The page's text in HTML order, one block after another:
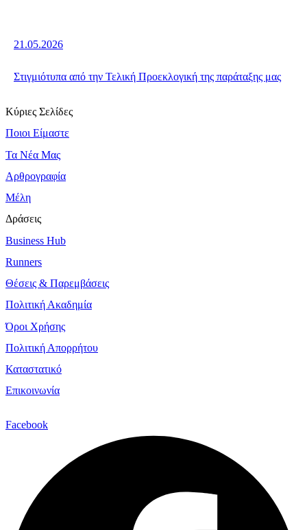
21.05.2026
Στιγμιότυπα από την Τελική Προεκλογική της παράταξης μας
Κύριες Σελίδες
Ποιοι Είμαστε
Τα Νέα Μας
Αρθρογραφία
Μέλη
Δράσεις
Business Hub
Runners
Θέσεις & Παρεμβάσεις
Πολιτική Ακαδημία
Όροι Χρήσης
Πολιτική Απορρήτου
Καταστατικό
Επικοινωνία
Facebook